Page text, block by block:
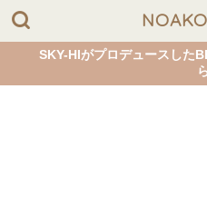
SKY-HIがプロデュースした